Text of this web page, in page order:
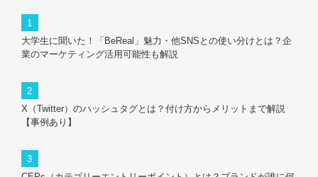
大学生に聞いた！「BeReal」魅力・他SNSとの使い分けとは？企
業のマーケティング活用可能性も解説
X（Twitter）のハッシュタグとは？付け方からメリットまで解説
【事例あり】